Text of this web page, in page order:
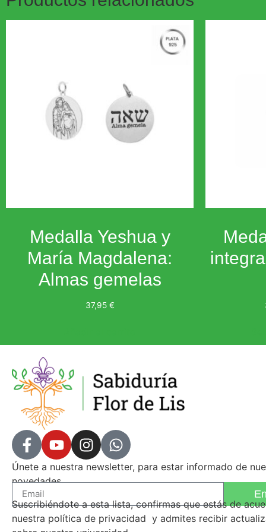
Medalla Yeshua y
María Magdalena:
Almas gemelas
37,95 €
Únete a nuestra newsletter, para estar informado de
novedades.
Suscribiéndote a esta lista, confirmas que estás de
nuestra política de privacidad y admites recibir